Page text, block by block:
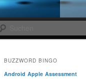
BUZZWORD BINGO
Android Apple Assessment